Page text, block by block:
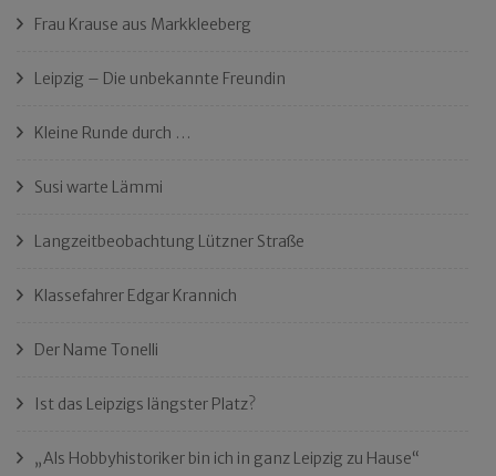
Frau Krause aus Markkleeberg
Leipzig – Die unbekannte Freundin
Kleine Runde durch …
Susi warte Lämmi
Langzeitbeobachtung Lützner Straße
Klassefahrer Edgar Krannich
Der Name Tonelli
Ist das Leipzigs längster Platz?
„Als Hobbyhistoriker bin ich in ganz Leipzig zu Hause“